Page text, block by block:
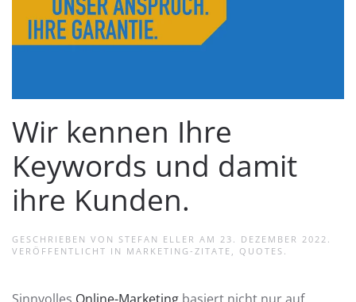
Wir kennen Ihre
Keywords und damit
ihre Kunden.
GESCHRIEBEN VON STEFAN ELLER AM 23. DEZEMBER 2022
VERÖFFENTLICHT IN MARKETING-ZITATE QUOTES